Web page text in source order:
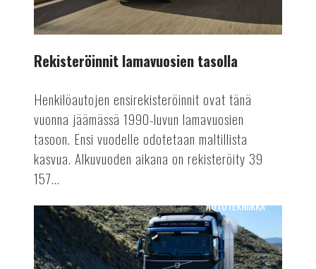
Rekisteröinnit lamavuosien tasolla
Henkilöautojen ensirekisteröinnit ovat tänä
vuonna jäämässä 1990-luvun lamavuosien
tasoon. Ensi vuodelle odotetaan maltillista
kasvua. Alkuvuoden aikana on rekisteröity 39
157...
Vetyä
polttomoottoriin
AUTOTEKNIIKKA